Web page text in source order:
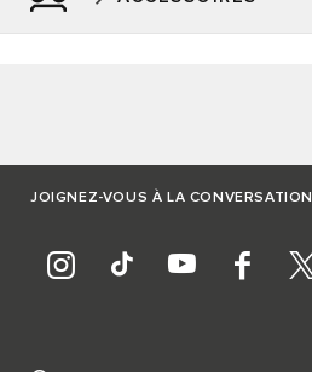
JOIGNEZ-VOUS À LA CONVERSATION